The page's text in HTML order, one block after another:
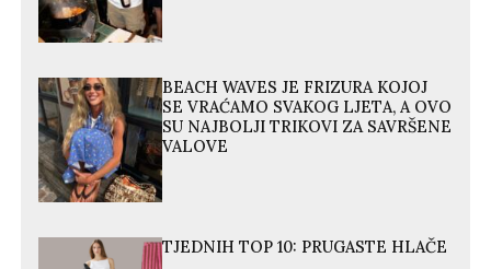
BEACH WAVES JE FRIZURA KOJOJ
SE VRAĆAMO SVAKOG LJETA, A OVO
SU NAJBOLJI TRIKOVI ZA SAVRŠENE
VALOVE
TJEDNIH TOP 10: PRUGASTE HLAČE